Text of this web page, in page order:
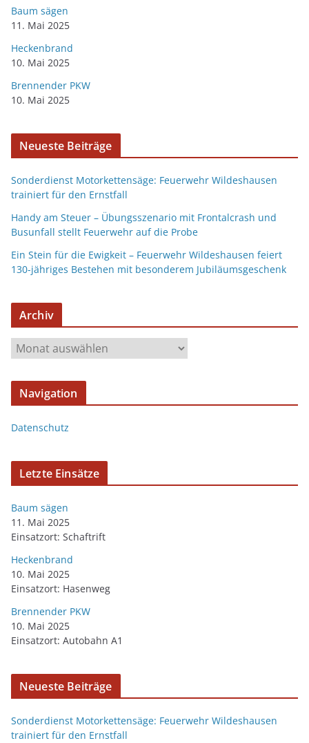
Baum sägen
11. Mai 2025
Heckenbrand
10. Mai 2025
Brennender PKW
10. Mai 2025
Neueste Beiträge
Sonderdienst Motorkettensäge: Feuerwehr Wildeshausen
trainiert für den Ernstfall
Handy am Steuer – Übungsszenario mit Frontalcrash und
Busunfall stellt Feuerwehr auf die Probe
Ein Stein für die Ewigkeit – Feuerwehr Wildeshausen feiert
130-jähriges Bestehen mit besonderem Jubiläumsgeschenk
Archiv
Navigation
Datenschutz
Letzte Einsätze
Baum sägen
11. Mai 2025
Einsatzort: Schaftrift
Heckenbrand
10. Mai 2025
Einsatzort: Hasenweg
Brennender PKW
10. Mai 2025
Einsatzort: Autobahn A1
Neueste Beiträge
Sonderdienst Motorkettensäge: Feuerwehr Wildeshausen
trainiert für den Ernstfall